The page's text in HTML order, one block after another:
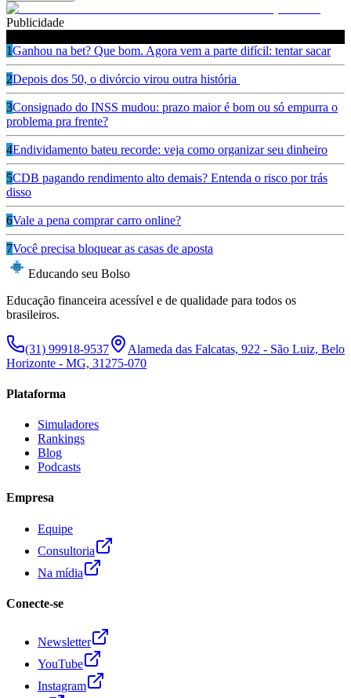
Publicidade
1Ganhou na bet? Que bom. Agora vem a parte difícil: tentar sacar
2Depois dos 50, o divórcio virou outra história
3Consignado do INSS mudou: prazo maior é bom ou só empurra o
problema pra frente?
4Endividamento bateu recorde: veja como organizar seu dinheiro
5CDB pagando rendimento alto demais? Entenda o risco por trás
disso
6Vale a pena comprar carro online?
7Você precisa bloquear as casas de aposta
Educando seu Bolso
Educação financeira acessível e de qualidade para todos os
brasileiros.
(31) 99918-9537
Alameda das Falcatas, 922 - São Luiz, Belo
Horizonte - MG, 31275-070
Plataforma
Simuladores
Rankings
Blog
Podcasts
Empresa
Equipe
Consultoria
Na mídia
Conecte-se
Newsletter
YouTube
Instagram